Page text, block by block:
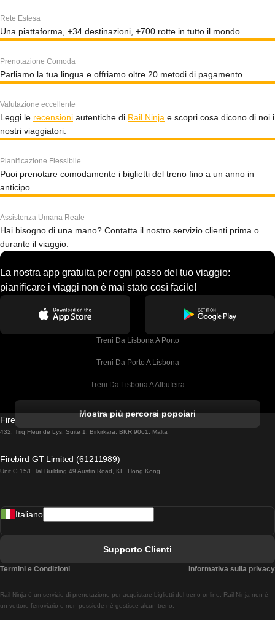
Rete Estesa
Una piattaforma, +34 destinazioni, +700 rotte in tutto il mondo.
Prenotazione Comoda
Parliamo la tua lingua e offriamo oltre 20 metodi di pagamento.
Valutazione eccellente
Leggi le recensioni autentiche di Rail Ninja e scopri cosa dicono di noi i
nostri viaggiatori.
Pianificazione Flessibile
Puoi prenotare comodamente i biglietti del treno fino a un anno in
anticipo.
Assistenza Umana Reale
Hai bisogno di una mano? Contatta il nostro servizio clienti prima o
durante il viaggio.
La nostra app gratuita per ogni passo del tuo viaggio:
pianificare i viaggi non è mai stato così facile!
Treni Da Lisbona A Porto
Treni Da Porto A Lisbona
Treni Da Lisbona A Albufeira
Treni Da Lisbona A Lagos
Treni Da Lisbona A Madrid
Treni Da Lisbon A Braga
Mostra più percorsi popolari
Firebird GT Limited (OC 1451)
432, Triq Fleur de Lys, Suite 1, Birkirkara, BKR 9061, Malta
Firebird GT Limited (61211989)
Unit G 15/F Tal Building 49 Austin Road, KL, Hong Kong
Rail Ninja è un servizio di prenotazione per acquistare biglietti del treno online. Rail Ninja non è
un vettore ferroviario e non possiede né gestisce alcun treno.
Italiano
Supporto Clienti
Termini e Condizioni Informativa sulla privacy